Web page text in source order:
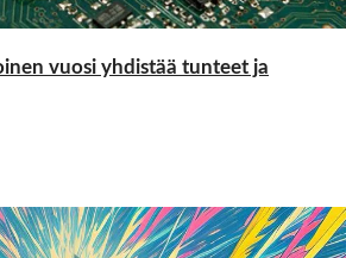
vuosi yhdistää tunteet ja